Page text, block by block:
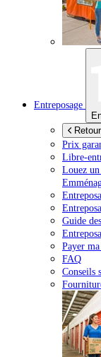
Entreposage
Prix
Libre-
Louez
Guide
Payer
FAQ
Conseils